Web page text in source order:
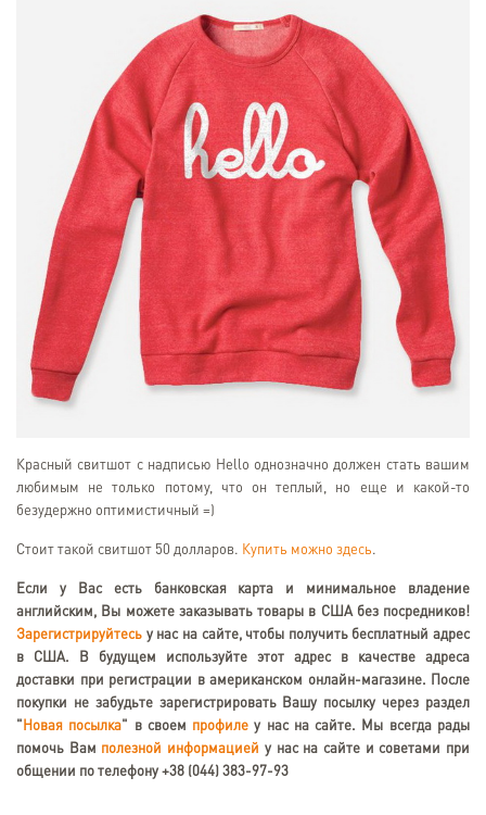
Красный свитшот с надписью Hello однозначно должен стать вашим
любимым не только потому, что он теплый, но еще и какой-то
безудержно оптимистичный =)
Стоит такой свитшот 50 долларов. Купить можно здесь.
Если у Вас есть банковская карта и минимальное владение
английским, Вы можете заказывать товары в США без посредников!
Зарегистрируйтесь у нас на сайте, чтобы получить бесплатный адрес
в США. В будущем используйте этот адрес в качестве адреса
доставки при регистрации в американском онлайн-магазине. После
покупки не забудьте зарегистрировать Вашу посылку через раздел
" Новая посылка" в своем профиле у нас на сайте. Мы всегда рады
помочь Вам полезной информацией у нас на сайте и советами при
общении по телефону +38 (044) 383-97-93